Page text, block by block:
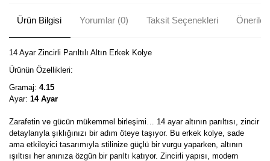
Ürün Bilgisi Yorumlar (0) Taksit Seçenekleri
14 Ayar Zincirli Parıltılı Altın Erkek Kolye
Ürünün Özellikleri:
Gramaj: 4.15
Ayar: 14 Ayar
Zarafetin ve gücün mükemmel birleşimi… 14 ayar altının parıltısı, zincir
detaylarıyla şıklığınızı bir adım öteye taşıyor. Bu erkek kolye, sade
ama etkileyici tasarımıyla stilinize güçlü bir vurgu yaparken, altının
ışıltısı her anınıza özgün bir parıltı katıyor. Zincirli yapısı, modern